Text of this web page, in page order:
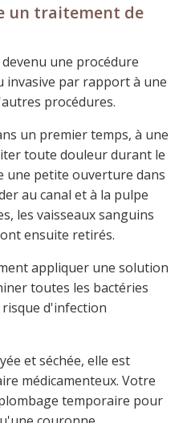
un traitement de
une procédure
invasive par rapport à une
procédures.
un premier temps, à une
toute douleur durant le
une petite ouverture dans
au canal et à la pulpe
les vaisseaux sanguins
ensuite retirés.
appliquer une solution
toutes les bactéries
d'infection
et séchée, elle est
médicamenteux. Votre
temporaire pour